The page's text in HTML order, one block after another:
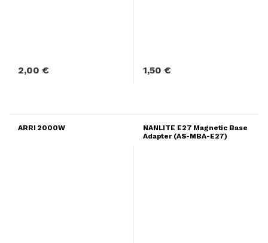
2,00€ 1,50€
ARRI 2000W
NANLITE E27 Magnetic Base
Adapter (AS-MBA-E27)